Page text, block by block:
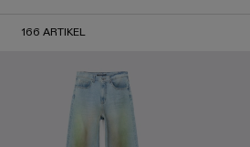
166 ARTIKEL